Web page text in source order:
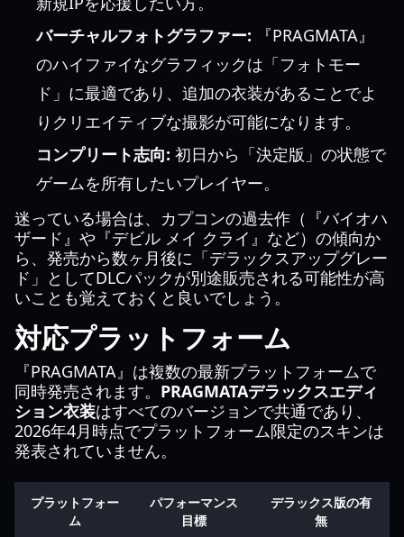
バーチャルフォトグラファー: 『PRAGMATA』
のハイファイなグラフィックは「フォトモー
ド」に最適であり、追加の衣装があることでよ
りクリエイティブな撮影が可能になります。
コンプリート志向: 初日から「決定版」の状態で
ゲームを所有したいプレイヤー。
迷っている場合は、カプコンの過去作（『バイオハ
ザード』や『デビル メイ クライ』など）の傾向か
ら、発売から数ヶ月後に「デラックスアップグレー
ド」としてDLCパックが別途販売される可能性が高
いことも覚えておくと良いでしょう。
対応プラットフォーム
『PRAGMATA』は複数の最新プラットフォームで
同時発売されます。 PRAGMATAデラックスエディ
ション衣装はすべてのバージョンで共通であり、
2026年4月時点でプラットフォーム限定のスキンは
発表されていません。
プラットフォー
ム
パフォーマンス
目標
デラックス版の有
無